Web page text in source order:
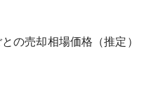
の売却相場価格（推定）